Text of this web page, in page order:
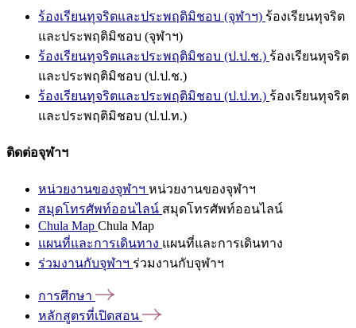
ร้องเรียนทุจริตและประพฤติมิชอบ (จุฬาฯ) ร้องเรียนทุจริต
และประพฤติมิชอบ (จุฬาฯ)
ร้องเรียนทุจริตและประพฤติมิชอบ (ป.ป.ช.) ร้องเรียนทุจริต
และประพฤติมิชอบ (ป.ป.ช.)
ร้องเรียนทุจริตและประพฤติมิชอบ (ป.ป.ท.) ร้องเรียนทุจริต
และประพฤติมิชอบ (ป.ป.ท.)
ติดต่อจุฬาฯ
หน่วยงานของจุฬาฯ หน่วยงานของจุฬาฯ
สมุดโทรศัพท์ออนไลน์ สมุดโทรศัพท์ออนไลน์
Chula Map Chula Map
แผนที่และการเดินทาง แผนที่และการเดินทาง
ร่วมงานกับจุฬาฯ ร่วมงานกับจุฬาฯ
การศึกษา
หลักสูตรที่เปิดสอน